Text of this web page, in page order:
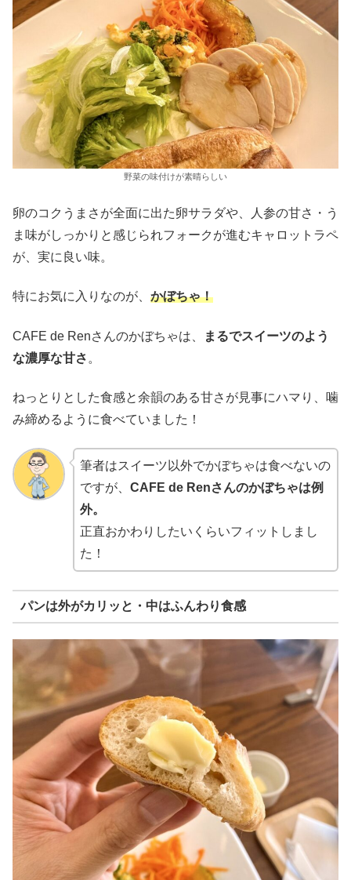
野菜の味付けが素晴らしい
卵のコクうまさが全面に出た卵サラダや、人参の甘さ・う
ま味がしっかりと感じられフォークが進むキャロットラペ
が、実に良い味。
特にお気に入りなのが、 かぼちゃ！
CAFE de Renさんのかぼちゃは、
まるでスイーツのよう
な濃厚な甘さ 。
ねっとりとした食感と余韻のある甘さが見事にハマり、噛
み締めるように食べていました！
筆者はスイーツ以外でかぼちゃは食べないの
ですが、 CAFE de Renさんのかぼちゃは例
外。
正直おかわりしたいくらいフィットしまし
た！
パンは外がカリッと・中はふんわり食感